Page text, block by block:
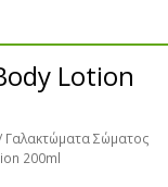
Lotion
Γαλακτώματα Σώματος
200ml